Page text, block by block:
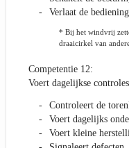
Verlaat de
* Bij het windvrij
draaicirkel van
Competentie 12:
Voert dagelijkse
Controleert de
Voert dagelijks
Voert kleine